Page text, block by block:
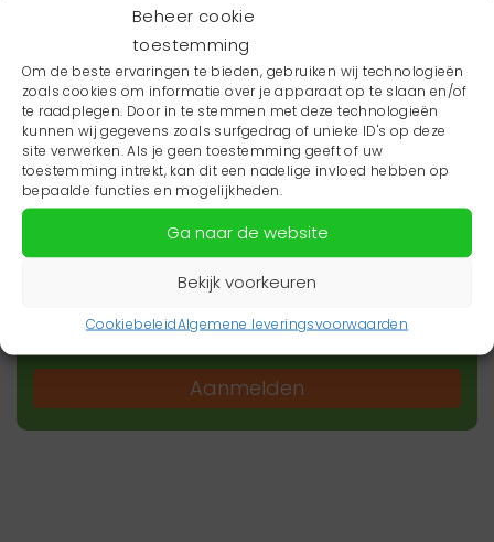
Beheer cookie
toestemming
Om de beste ervaringen te bieden, gebruiken wij technologieën
zoals cookies om informatie over je apparaat op te slaan en/of
te raadplegen. Door in te stemmen met deze technologieën
kunnen wij gegevens zoals surfgedrag of unieke ID's op deze
site verwerken. Als je geen toestemming geeft of uw
toestemming intrekt, kan dit een nadelige invloed hebben op
bepaalde functies en mogelijkheden.
Ga naar de website
Bekijk voorkeuren
CookiebeleidAlgemene leveringsvoorwaarden
Wil je niets missen?
Wil je op de hoogte blijven van het laatste
zorgnieuws in jouw regio? Schrijf je dan in voor
onze nieuwsbrief.
Aanmelden